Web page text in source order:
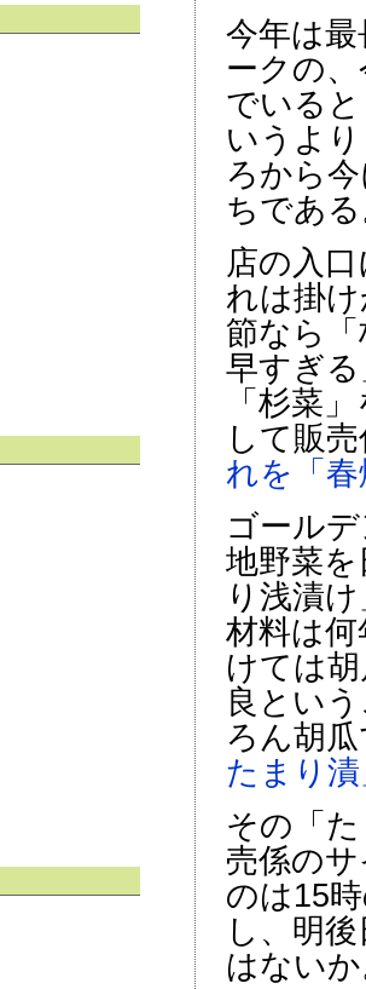
今年は
ークの
でいる
いうよ
ろから
ちであ
店の入
れは掛
節なら
早すぎ
「杉菜
して販
れを「
ゴール
地野菜
り浅漬
材料は
けては
良とい
ろん胡
たまり
その「
売係の
のは15
し、明
はない